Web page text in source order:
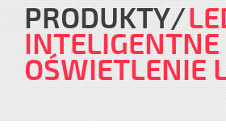
PRODUKTY
INTELIGENTNE
OŚWIETLENIE